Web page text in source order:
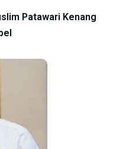
Patawari Kenang